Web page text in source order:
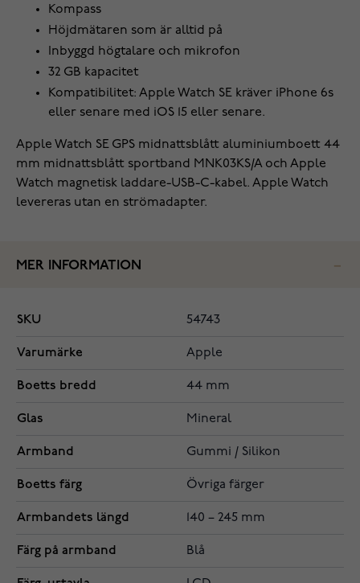
Kompass
Höjdmätaren som är alltid på
Inbyggd högtalare och mikrofon
32 GB kapacitet
Kompatibilitet: Apple Watch SE kräver iPhone 6s
eller senare med iOS 15 eller senare.
Apple Watch SE GPS midnattsblått aluminiumboett 44
mm midnattsblått sportband MNK03KS/A och Apple
Watch magnetisk laddare-USB-C-kabel. Apple Watch
levereras utan en strömadapter.
MER INFORMATION
SKU 54743
Varumärke Apple
Boetts bredd 44 mm
Glas Mineral
Armband Gummi / Silikon
Boetts färg Övriga färger
Armbandets längd 140 – 245 mm
Färg på armband Blå